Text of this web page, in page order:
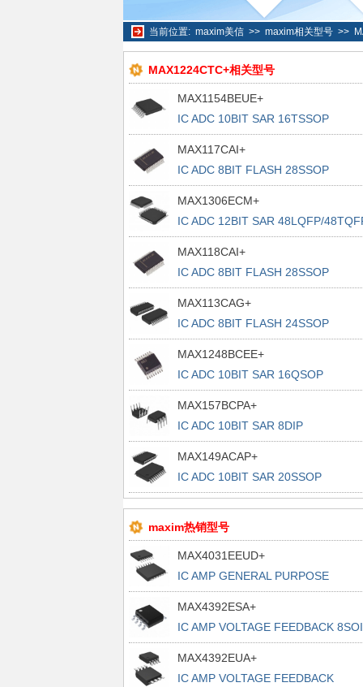
当前位置: maxim美信>> maxim相关型号>>
MAX1224CTC+相关型号
MAX1154BEUE+
IC ADC 10BIT SAR 16TSSOP
MAX117CAI+
IC ADC 8BIT FLASH 28SSOP
MAX1306ECM+
IC ADC 12BIT SAR 48LQFP/
MAX118CAI+
IC ADC 8BIT FLASH 28SSOP
MAX113CAG+
IC ADC 8BIT FLASH 24SSOP
MAX1248BCEE+
IC ADC 10BIT SAR 16QSOP
MAX157BCPA+
IC ADC 10BIT SAR 8DIP
MAX149ACAP+
IC ADC 10BIT SAR 20SSOP
maxim热销型号
MAX4031EEUD+
IC AMP GENERAL PURPOSE
14TSSOP
MAX4392ESA+
IC AMP VOLTAGE FEEDBACK
MAX4392EUA+
IC AMP VOLTAGE FEEDBACK